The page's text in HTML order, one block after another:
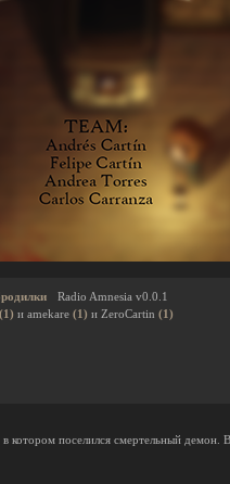
Radio Amnesia v0.0.1
(1) и amekare (1) и ZeroCartin (1)
котором поселился смертельный